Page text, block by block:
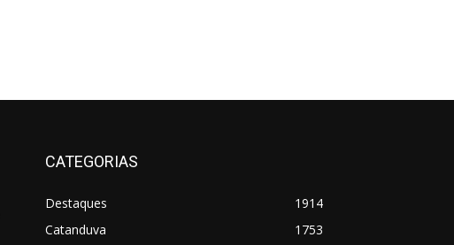
CATEGORIAS
Destaques
1914
Catanduva
1753